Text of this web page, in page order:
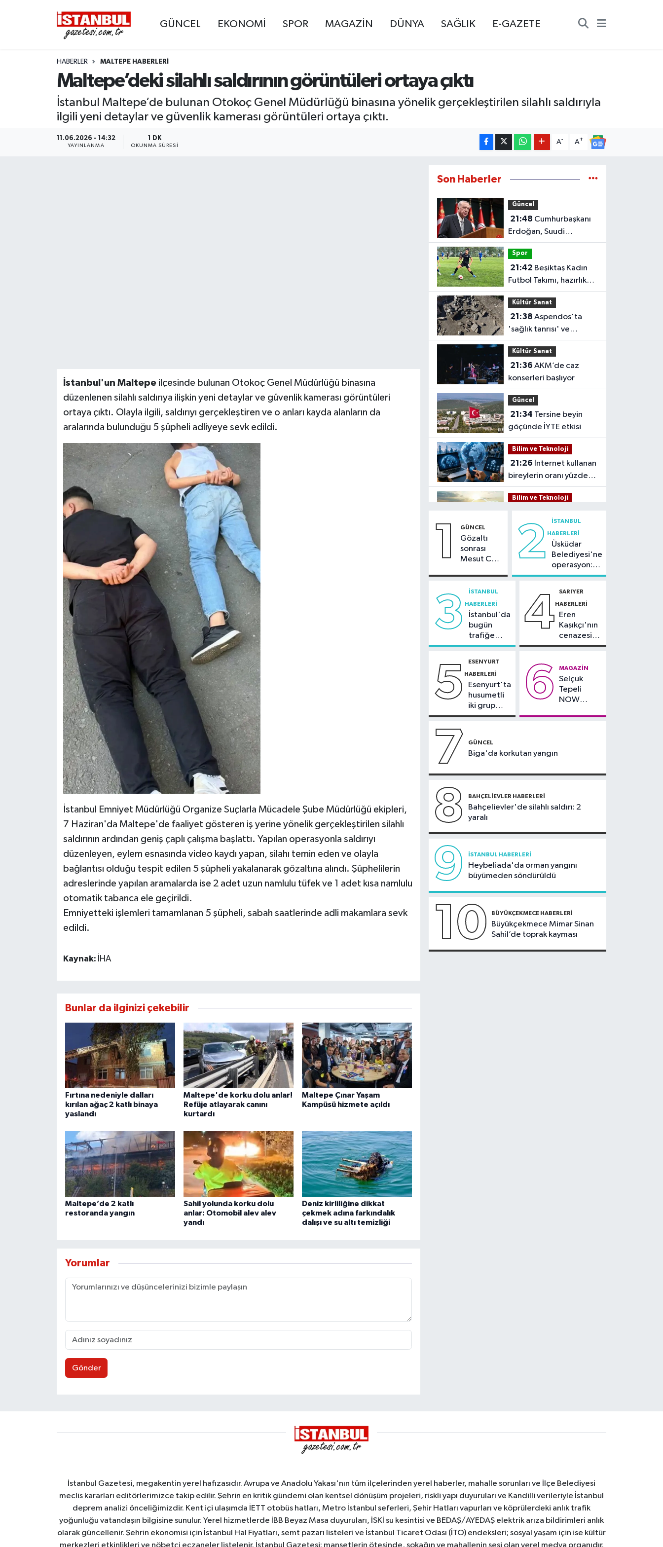
GÜNCEL EKONOMİ SPOR MAGAZİN DÜNYA SAĞLIK E-GAZETE
HABERLER MALTEPE HABERLERI
Maltepe’deki silahlı saldırının görüntüleri ortaya çıktı
İstanbul Maltepe’de bulunan Otokoç Genel Müdürlüğü binasına yönelik gerçekleştirilen silahlı saldırıyla
ilgili yeni detaylar ve güvenlik kamerası görüntüleri ortaya çıktı.
11.06.2026 - 14:32
YAYINLANMA
1 DK
OKUNMA SÜRESI
A- A+
İstanbul'un Maltepeilçesinde bulunan Otokoç Genel Müdürlüğü binasına
düzenlenen silahlı saldırıya ilişkin yeni detaylar ve güvenlik kamerası görüntüleri
ortaya çıktı. Olayla ilgili, saldırıyı gerçekleştiren ve o anları kayda alanların da
aralarında bulunduğu 5 şüpheli adliyeye sevk edildi.
İstanbul Emniyet Müdürlüğü Organize Suçlarla Mücadele Şube Müdürlüğü ekipleri,
7 Haziran'da Maltepe'de faaliyet gösteren iş yerine yönelik gerçekleştirilen silahlı
saldırının ardından geniş çaplı çalışma başlattı. Yapılan operasyonla saldırıyı
düzenleyen, eylem esnasında video kaydı yapan, silahı temin eden ve olayla
bağlantısı olduğu tespit edilen 5 şüpheli yakalanarak gözaltına alındı. Şüphelilerin
adreslerinde yapılan aramalarda ise 2 adet uzun namlulu tüfek ve 1 adet kısa namlulu
otomatik tabanca ele geçirildi.
Emniyetteki işlemleri tamamlanan 5 şüpheli, sabah saatlerinde adli makamlara sevk
edildi.
Kaynak: İHA
Bunlar da ilginizi çekebilir
Fırtına nedeniyle dalları
kırılan ağaç 2 katlı binaya
yaslandı
Maltepe'de korku dolu anlar!
Refüje atlayarak canını
kurtardı
Maltepe Çınar Yaşam
Kampüsü hizmete açıldı
Maltepe’de 2 katlı
restoranda yangın
Sahil yolunda korku dolu
anlar: Otomobil alev alev
yandı
Deniz kirliliğine dikkat
çekmek adına farkındalık
dalışı ve su altı temizliği
Yorumlar
Gönder
Son Haberler
Güncel
21:48
Erdoğan, Suudi
Arabistan'ı ziyaret
edecek
Spor
21:42
Futbol Takımı, hazırlık
maçında FOMGET'i 3-1
mağlup etti
Kültür Sanat
21:38
'sağlık tanrısı' ve
oğlunun heykeli bulundu
Kültür Sanat
21:36
konserleri başlıyor
Güncel
21:34
göçünde İYTE etkisi
Bilim ve Teknoloji
21:26
bireylerin oranı yüzde
92,3 oldu
Bilim ve Teknoloji
4 ayda 44,5 milyona
ulaştı
Kültür Sanat
21:21Esenler
Belediyesi vatandaşları
buluşturuyor
21:17"Karaciğerim
yağlı" demeyin,
Salah yaklaşık 30 bin
taraftar önünde imza
1 GÜNCEL
Gözaltı
sonrası
Mesut Can
2 İSTANBUL
HABERLERI
Üsküdar
Belediyesi'ne
operasyon:
Sinem
tutuklama
talebi
3 İSTANBUL
HABERLERI
İstanbul'da
bugün
trafiğe
dikkat:
bazı yollar
kapatılacak
4 SARIYER
HABERLERI
Eren
Kaşıkçı'nın
cenazesi
ailesi
teslim
alındı
5 ESENYURT
HABERLERI
Esenyurt'ta
husumetli
iki grup
arasında
6 MAGAZIN
Selçuk
Tepeli
NOW
7 GÜNCEL
Biga'da korkutan yangın
8 BAHÇELIEVLER HABERLERI
Bahçelievler'de silahlı saldırı: 2
yaralı
9 İSTANBUL HABERLERI
Heybeliada'da orman yangını
büyümeden söndürüldü
10 BÜYÜKÇEKMECE HABERLERI
Büyükçekmece Mimar Sinan
Sahil’de toprak kayması
İstanbul Gazetesi, megakentin yerel hafızasıdır. Avrupa ve Anadolu Yakası'nın tüm ilçelerinden yerel haberler, mahalle sorunları ve İlçe Belediyesi
meclis kararları editörlerimizce takip edilir. Şehrin en kritik gündemi olan kentsel dönüşüm projeleri, riskli yapı duyuruları ve Kandilli verileriyle İstanbul
deprem analizi önceliğimizdir. Kent içi ulaşımda İETT otobüs hatları, Metro İstanbul seferleri, Şehir Hatları vapurları ve köprülerdeki anlık trafik
yoğunluğu vatandaşın bilgisine sunulur. Yerel hizmetlerde İBB Beyaz Masa duyuruları, İSKİ su kesintisi ve BEDAŞ/AYEDAŞ elektrik arıza bildirimleri anlık
olarak güncellenir. Şehrin ekonomisi için İstanbul Hal Fiyatları, semt pazarı listeleri ve İstanbul Ticaret Odası (İTO) endeksleri; sosyal yaşam için ise kültür
merkezleri etkinlikleri ve nöbetçi eczaneler listelenir. İstanbul Gazetesi; manşetlerin ötesinde, sokağın ve mahallenin sesi olan yerel medya organıdır.
EKONOMİ
İSTANBUL
Nöbetçi Eczaneler
Hava Durumu
Trafik Durumu
Süper Lig Puan Durumu ve Fikstür
Tüm Manşetler